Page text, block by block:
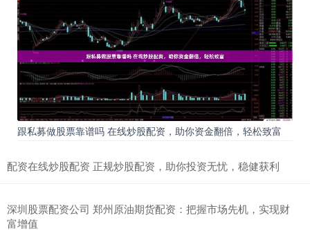
跟私募做股票靠谱吗 在线炒股配资，助你资金翻倍，轻松致富
配资在线炒股配资 正规炒股配资，助你投资无忧，稳健获利
深圳股票配资公司 郑州原油期货配资：把握市场先机，实现财
富增值